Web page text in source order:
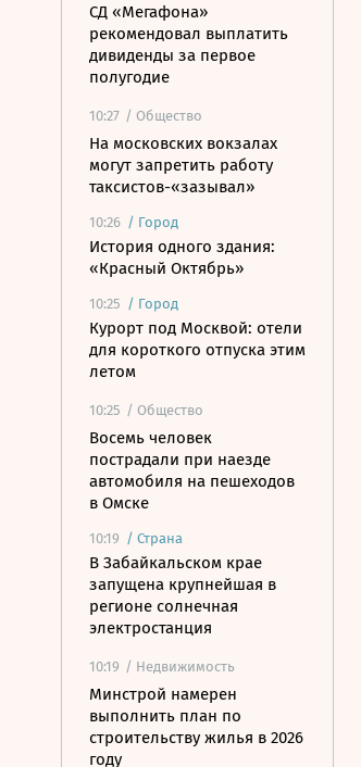
СД «Мегафона»
рекомендовал выплатить
дивиденды за первое
полугодие
10:27 / Общество
На московских вокзалах
могут запретить работу
таксистов-«зазывал»
10:26 / Город
История одного здания:
«Красный Октябрь»
10:25 / Город
Курорт под Москвой: отели
для короткого отпуска этим
летом
10:25 / Общество
Восемь человек
пострадали при наезде
автомобиля на пешеходов
в Омске
10:19 / Страна
В Забайкальском крае
запущена крупнейшая в
регионе солнечная
электростанция
10:19 / Недвижимость
Минстрой намерен
выполнить план по
строительству жилья в 2026
году